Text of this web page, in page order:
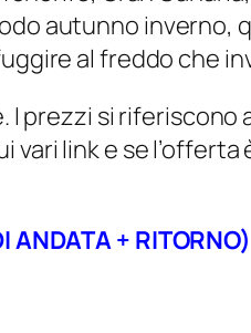
autunno inverno,
al freddo che
prezzi si
link e se
ANDATA + RITORNO)